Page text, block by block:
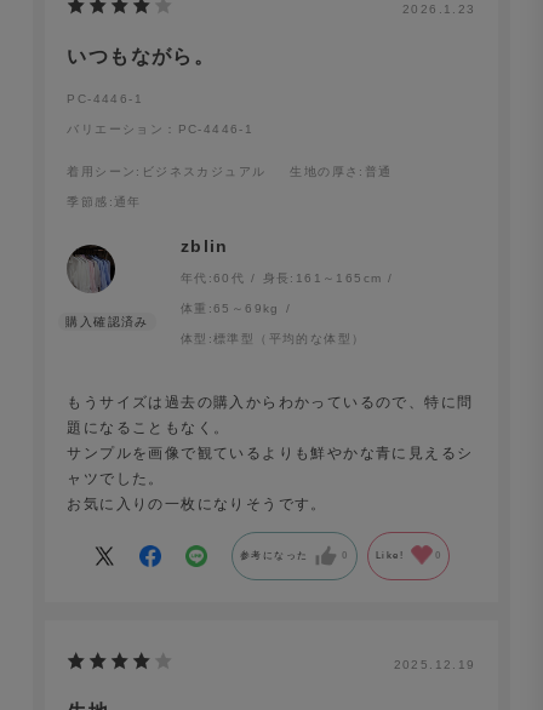
2026.1.23
いつもながら。
PC-4446-1
バリエーション：PC-4446-1
着用シーン :ビジネスカジュアル 生地の厚さ :普通
季節感 :通年
zblin
年代:60代 身長: 161～165cm
体重:65～69kg
体型:標準型（平均的な体型）
もうサイズは過去の購入からわかっているので、特に問
題になることもなく。
サンプルを画像で観ているよりも鮮やかな青に見えるシ
ャツでした。
お気に入りの一枚になりそうです。
参考になった 0 Like! 0
2025.12.19